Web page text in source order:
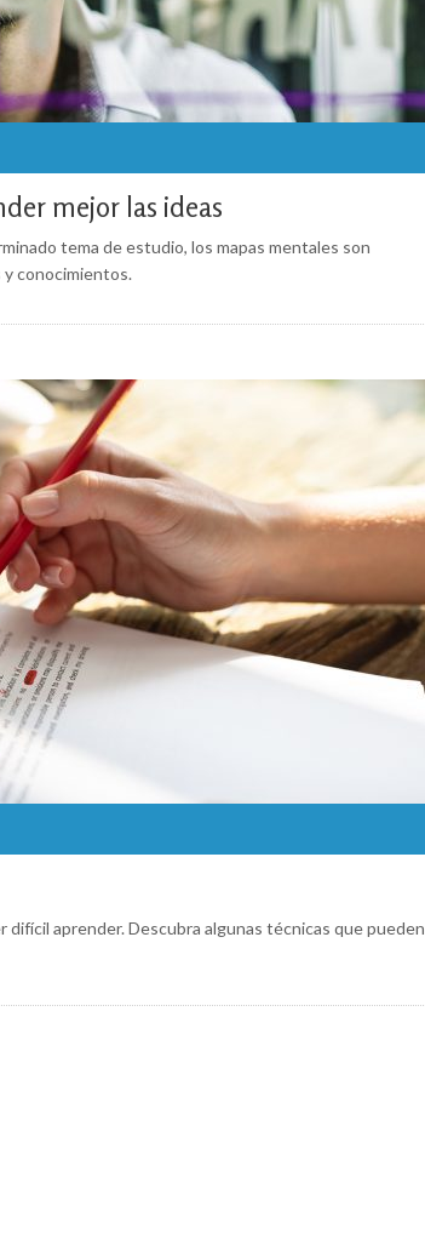
mejor las ideas
tema de estudio, los mapas mentales son
conocimientos.
aprender. Descubra algunas técnicas que pueden